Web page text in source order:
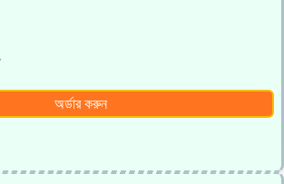
অর্ডার করুন